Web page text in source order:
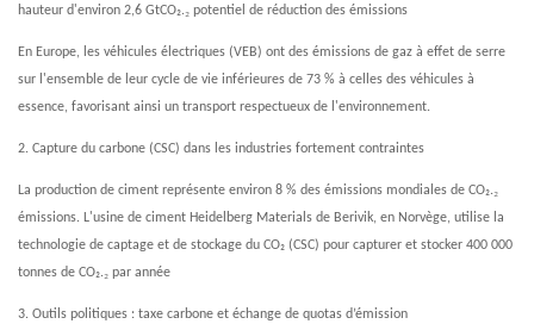
hauteur d'environ 2,6 GtCO₂.₂ potentiel de réduction des émissions
En Europe, les véhicules électriques (VEB) ont des émissions de gaz à effet de serre
sur l'ensemble de leur cycle de vie inférieures de 73 % à celles des véhicules à
essence, favorisant ainsi un transport respectueux de l'environnement.
2. Capture du carbone (CSC) dans les industries fortement contraintes
La production de ciment représente environ 8 % des émissions mondiales de CO₂.₂
émissions. L'usine de ciment Heidelberg Materials de Berivik, en Norvège, utilise la
technologie de captage et de stockage du CO₂ (CSC) pour capturer et stocker 400 000
tonnes de CO₂.₂ par année
3. Outils politiques : taxe carbone et échange de quotas d’émission